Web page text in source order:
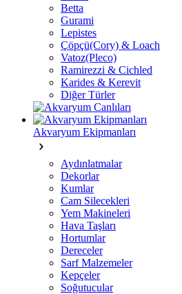
Betta
Gurami
Lepistes
Çöpçü(Cory) & Loach
Vatoz(Pleco)
Ramirezzi & Cichled
Karides & Kerevit
Diğer Türler
Akvaryum Ekipmanları
Aydınlatmalar
Dekorlar
Kumlar
Cam Silecekleri
Yem Makineleri
Hava Taşları
Hortumlar
Dereceler
Sarf Malzemeler
Kepçeler
Soğutucular